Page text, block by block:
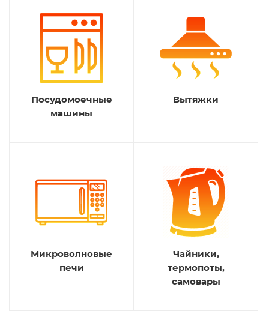
Посудомоечные
машины
Вытяжки
Микроволновые
печи
Чайники,
термопоты,
самовары